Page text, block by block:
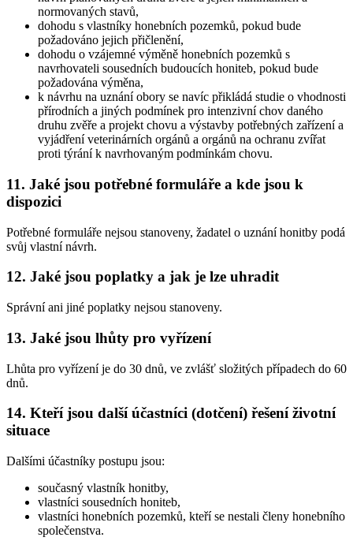
normovaných stavů,
dohodu s vlastníky honebních pozemků, pokud bude
požadováno jejich přičlenění,
dohodu o vzájemné výměně honebních pozemků s
navrhovateli sousedních budoucích honiteb, pokud bude
požadována výměna,
k návrhu na uznání obory se navíc přikládá studie o vhodnosti
přírodních a jiných podmínek pro intenzivní chov daného
druhu zvěře a projekt chovu a výstavby potřebných zařízení a
vyjádření veterinárních orgánů a orgánů na ochranu zvířat
proti týrání k navrhovaným podmínkám chovu.
11. Jaké jsou potřebné formuláře a kde jsou k
dispozici
Potřebné formuláře nejsou stanoveny, žadatel o uznání honitby podá
svůj vlastní návrh.
12. Jaké jsou poplatky a jak je lze uhradit
Správní ani jiné poplatky nejsou stanoveny.
13. Jaké jsou lhůty pro vyřízení
Lhůta pro vyřízení je do 30 dnů, ve zvlášť složitých případech do 60
dnů.
14. Kteří jsou další účastníci (dotčení) řešení životní
situace
Dalšími účastníky postupu jsou:
současný vlastník honitby,
vlastníci sousedních honiteb,
vlastníci honebních pozemků, kteří se nestali členy honebního
společenstva.